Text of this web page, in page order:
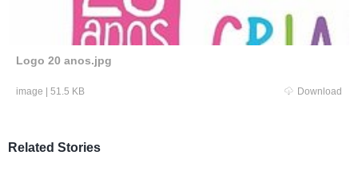
Logo 20 anos.jpg
image | 51.5 KB Download
Related Stories